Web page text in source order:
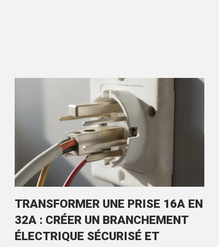
TRANSFORMER UNE PRISE 16A EN
32A : CRÉER UN BRANCHEMENT
ÉLECTRIQUE SÉCURISÉ ET